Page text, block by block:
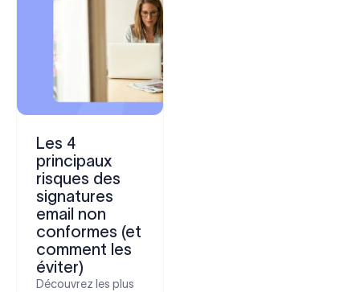
Les 4
principaux
risques des
signatures
email non
conformes (et
comment les
éviter)
Découvrez les plus